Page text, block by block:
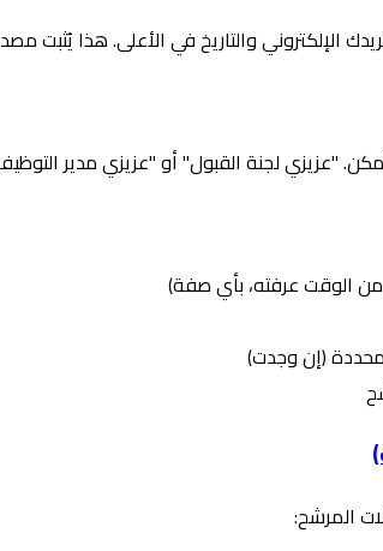
والتاريخ في الأعلى. هذا يُثبت
"عزيزي لجنة القبول" أو "عزيزي مدير
الوقت عرفته، بأي صفة)
(إن وجدت)
المرشح: